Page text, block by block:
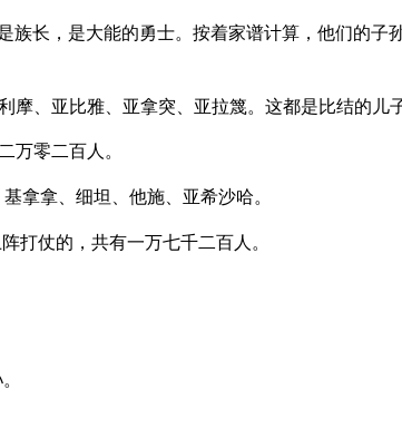
族长，是大能的勇士。按着家谱计算，他们的子
、亚比雅、亚拿突、亚拉篾。这都是比结的儿子
零二百人。
拿拿、细坦、他施、亚希沙哈。
打仗的，共有一万七千二百人。